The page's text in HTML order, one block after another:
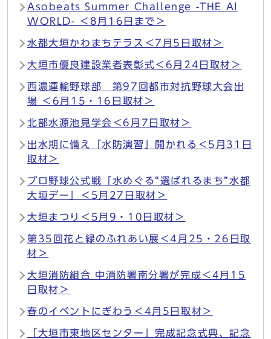
Asobeats Summer Challenge -THE AI
WORLD- ＜8月16日まで＞
水都大垣かわまちテラス＜7月5日取材＞
大垣市優良建設業者表彰式＜6月24日取材＞
西濃運輸野球部 第97回都市対抗野球大会出
場 ＜6月15・16日取材＞
北部水源池見学会＜6月7日取材＞
出水期に備え「水防演習」開かれる＜5月31日
取材＞
プロ野球公式戦「水めぐる“選ばれるまち”水都
大垣デー」＜5月27日取材＞
大垣まつり＜5月9・10日取材＞
第35回花と緑のふれあい展＜4月25・26日取
材＞
大垣消防組合 中消防署南分署が完成＜4月15
日取材＞
春のイベントにぎわう＜4月5日取材＞
「大垣市東地区センター」完成記念式典、記念